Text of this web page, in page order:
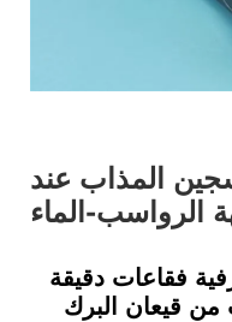
المذاب عند
الرواسب-الماء
فقاعات دقيقة
من قيعان البرك